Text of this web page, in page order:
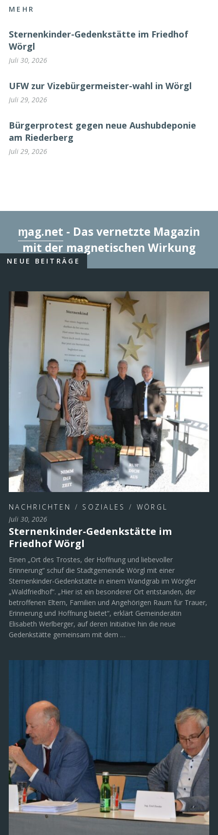
MEHR
Sternenkinder-Gedenkstätte im Friedhof
Wörgl
Juli 30, 2026
UFW zur Vizebürgermeister-wahl in Wörgl
Juli 29, 2026
Bürgerprotest gegen neue Aushubdeponie
am Riederberg
Juli 29, 2026
ɱag.net - Das vernetzte Magazin
mit der magnetischen Wirkung
NEUE BEITRÄGE
NACHRICHTEN / SOZIALES / WÖRGL
Juli 30, 2026
Sternenkinder-Gedenkstätte im
Friedhof Wörgl
Einen „Ort des Trostes, der Hoffnung und liebevoller
Erinnerung“ schuf die Stadtgemeinde Wörgl mit einer
Sternenkinder-Gedenkstätte in einem Wandgrab im Wörgler
„Waldfriedhof“. „Hier ist ein besonderer Ort entstanden, der
betroffenen Eltern, Familien und Angehörigen Raum für Trauer,
Erinnerung und Hoffnung bietet“, erklärt Gemeinderätin
Elisabeth Werlberger, auf deren Initiative hin die neue
Gedenkstätte gemeinsam mit dem …